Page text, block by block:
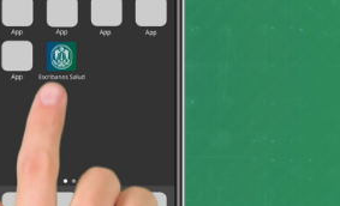
la App
para dispositivos móviles